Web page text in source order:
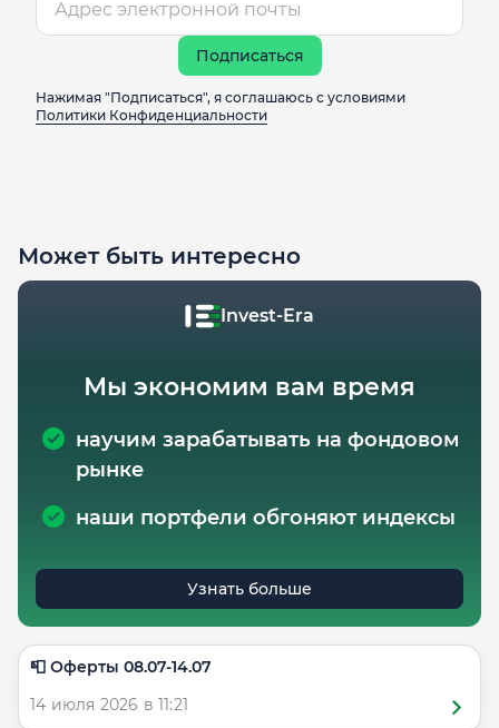
Подписаться
Нажимая "Подписаться", я соглашаюсь с условиями
Политики Конфиденциальности
Может быть интересно
Invest-Era
Мы экономим вам время
научим зарабатывать на фондовом
рынке
наши портфели обгоняют индексы
Узнать больше
📮 Оферты 08.07-14.07
14 июля 2026 в 11:21